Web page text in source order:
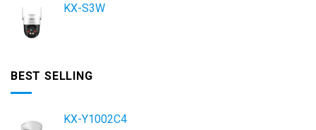
KX-S3W
BEST SELLING
KX-Y1002C4